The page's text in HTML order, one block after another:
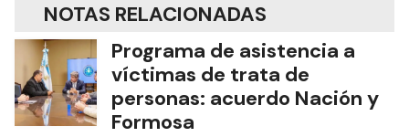
NOTAS RELACIONADAS
Programa de asistencia a
víctimas de trata de
personas: acuerdo Nación y
Formosa